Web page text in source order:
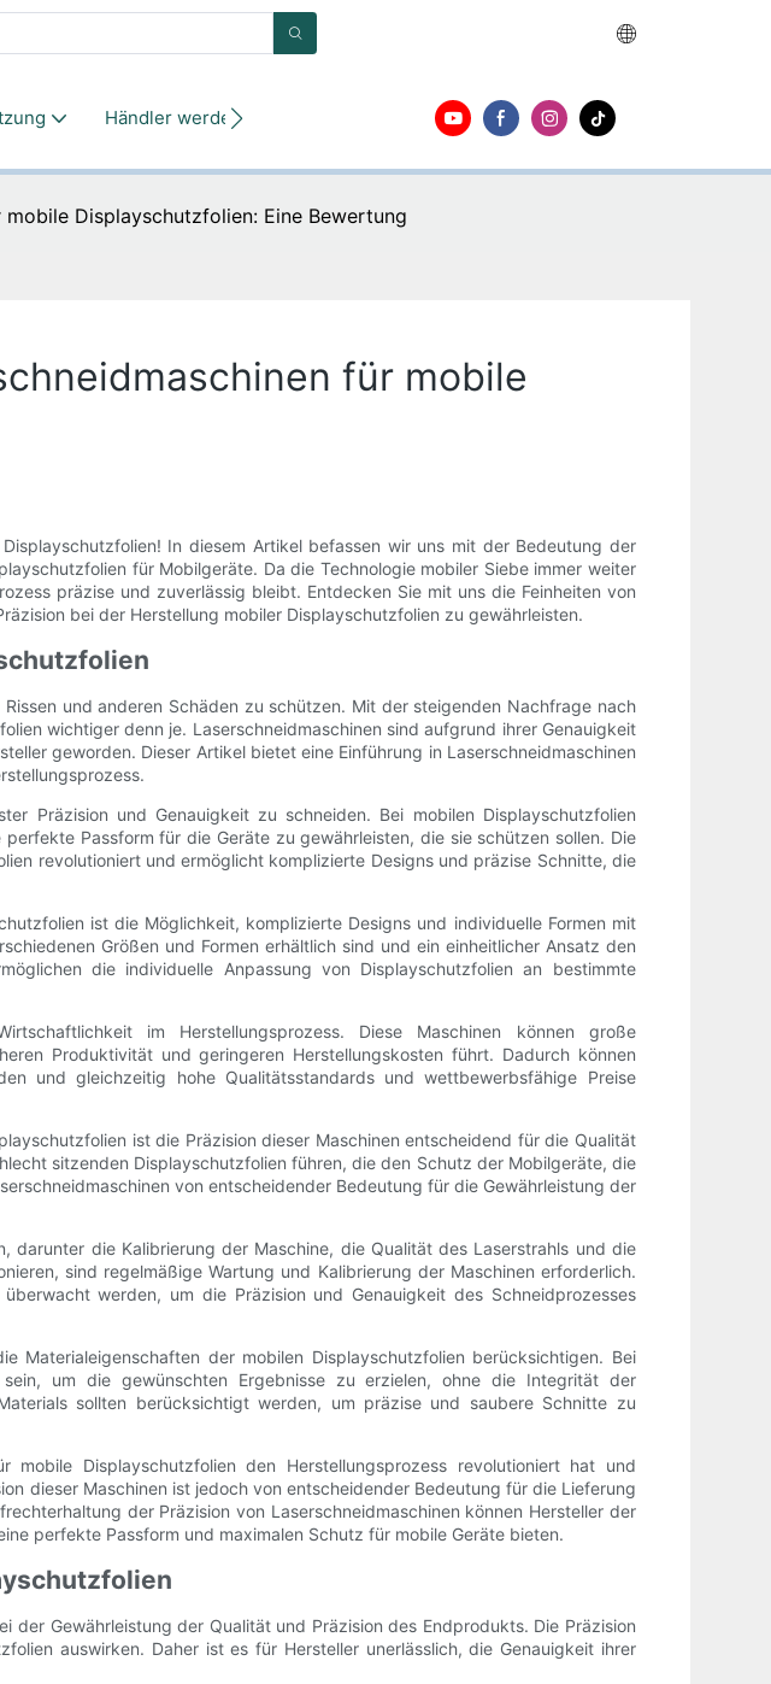
Händler werden
Displayschutzfolien: Eine Bewertung
für mobile
In diesem Artikel befassen wir uns mit der Bedeutung der
für Mobilgeräte. Da die Technologie mobiler Siebe immer weiter
präzise und zuverlässig bleibt. Entdecken Sie mit uns die Feinheiten von
bei der Herstellung mobiler Displayschutzfolien zu gewährleisten.
und anderen Schäden zu schützen. Mit der steigenden Nachfrage nach
wichtiger denn je. Laserschneidmaschinen sind aufgrund ihrer Genauigkeit
geworden. Dieser Artikel bietet eine Einführung in Laserschneidmaschinen
Präzision und Genauigkeit zu schneiden. Bei mobilen Displayschutzfolien
Passform für die Geräte zu gewährleisten, die sie schützen sollen. Die
revolutioniert und ermöglicht komplizierte Designs und präzise Schnitte, die
ist die Möglichkeit, komplizierte Designs und individuelle Formen mit
Größen und Formen erhältlich sind und ein einheitlicher Ansatz den
die individuelle Anpassung von Displayschutzfolien an bestimmte
im Herstellungsprozess. Diese Maschinen können große
Produktivität und geringeren Herstellungskosten führt. Dadurch können
und gleichzeitig hohe Qualitätsstandards und wettbewerbsfähige Preise
ist die Präzision dieser Maschinen entscheidend für die Qualität
sitzenden Displayschutzfolien führen, die den Schutz der Mobilgeräte, die
von entscheidender Bedeutung für die Gewährleistung der
darunter die Kalibrierung der Maschine, die Qualität des Laserstrahls und die
sind regelmäßige Wartung und Kalibrierung der Maschinen erforderlich.
werden, um die Präzision und Genauigkeit des Schneidprozesses
Materialeigenschaften der mobilen Displayschutzfolien berücksichtigen. Bei
um die gewünschten Ergebnisse zu erzielen, ohne die Integrität der
sollten berücksichtigt werden, um präzise und saubere Schnitte zu
Displayschutzfolien den Herstellungsprozess revolutioniert hat und
dieser Maschinen ist jedoch von entscheidender Bedeutung für die Lieferung
der Präzision von Laserschneidmaschinen können Hersteller der
perfekte Passform und maximalen Schutz für mobile Geräte bieten.
der Gewährleistung der Qualität und Präzision des Endprodukts. Die Präzision
auswirken. Daher ist es für Hersteller unerlässlich, die Genauigkeit ihrer